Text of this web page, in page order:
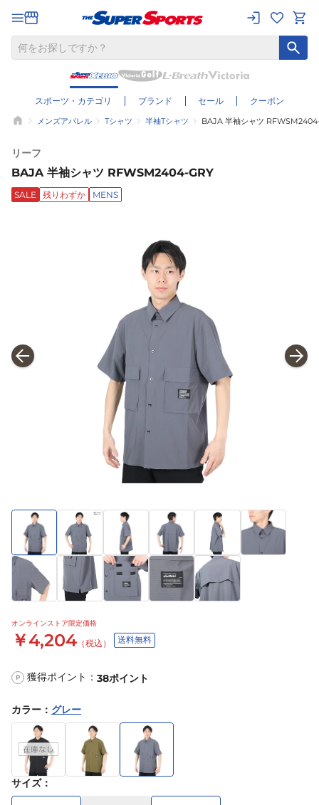
スポーツ・カテゴリ ブランド セール クーポン
メンズアパレル Tシャツ 半袖Tシャツ BAJA 半袖シャツ
リーフ
BAJA 半袖シャツ RFWSM2404-GRY
SALE 残りわずか MENS
オンラインストア限定価格
￥4,204 （税込） 送料無料
P 獲得ポイント： 38ポイント
カラー ： グレー
サイズ：